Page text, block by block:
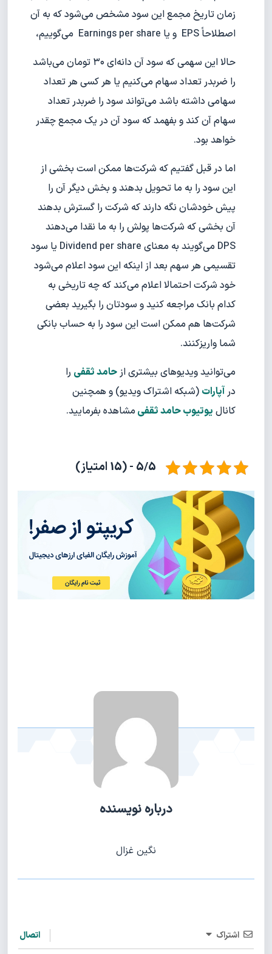
زمان تاریخ مجمع این سود مشخص می‌شود که به آن
اصطلاحاً EPS و یا Earnings per share می‌گوییم،
حالا این سهمی که سود آن دانه‌ای ۳۰ تومان می‌باشد
را ضربدر تعداد سهام می‌کنیم یا هر کسی هر تعداد
سهامی داشته باشد می‌تواند سود را ضربدر تعداد
سهام آن کند و بفهمد که سود آن در یک مجمع چقدر
خواهد بود.
اما در قبل گفتیم که شرکت‌ها ممکن است بخشی از
این سود را به ما تحویل بدهند و بخش دیگر آن را
پیش خودشان نگه دارند که شرکت را گسترش بدهند
آن بخشی که شرکت‌ها پولش را به ما نقدا می‌دهند
DPS می‌گویند به معنای Dividend per share یا سود
تقسیمی هر سهم بعد از اینکه این سود اعلام می‌شود
خود شرکت احتمالا اعلام می‌کند که چه تاریخی به
کدام بانک مراجعه کنید و سودتان را بگیرید بعضی
شرکت‌ها هم ممکن است این سود را به حساب بانکی
شما واریزکنند.
می‌توانید ویدیوهای بیشتری ازحامد ثقفی را
درآپارات (شبکه اشتراک ویدیو) و همچنین
کانال یوتیوب حامد ثقفی مشاهده بفرمایید.
5/5 - (15 امتیاز)
درباره نویسنده
نگین غزال
اشتراک اتصال